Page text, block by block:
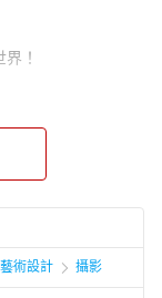
！
藝術設計 攝影